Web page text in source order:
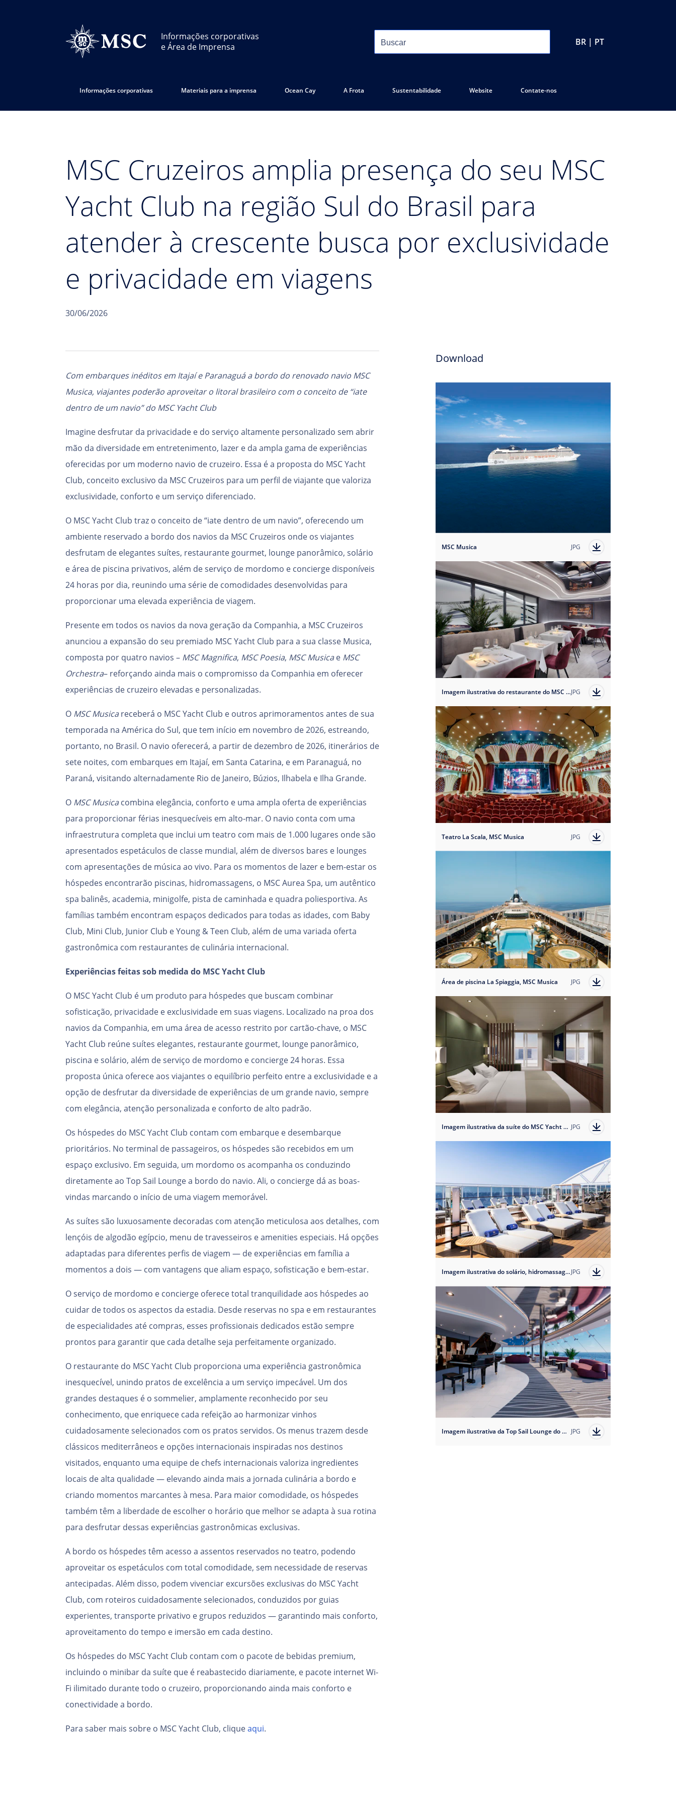
Informações corporativas
e Área de Imprensa
BR | PT
Informações corporativas Materiais para a imprensa Ocean Cay A Frota Sustentabilidade Website Contate-nos
MSC Cruzeiros amplia presença do seu MSC
Yacht Club na região Sul do Brasil para
atender à crescente busca por exclusividade
e privacidade em viagens
30/06/2026
Com embarques inéditos em Itajaí e Paranaguá a bordo do renovado navio MSC
Musica, viajantes poderão aproveitar o litoral brasileiro com o conceito de “iate
dentro de um navio” do MSC Yacht Club
Imagine desfrutar da privacidade e do serviço altamente personalizado sem abrir
mão da diversidade em entretenimento, lazer e da ampla gama de experiências
oferecidas por um moderno navio de cruzeiro. Essa é a proposta do MSC Yacht
Club, conceito exclusivo da MSC Cruzeiros para um perfil de viajante que valoriza
exclusividade, conforto e um serviço diferenciado.
O MSC Yacht Club traz o conceito de “iate dentro de um navio”, oferecendo um
ambiente reservado a bordo dos navios da MSC Cruzeiros onde os viajantes
desfrutam de elegantes suítes, restaurante gourmet, lounge panorâmico, solário
e área de piscina privativos, além de serviço de mordomo e concierge disponíveis
24 horas por dia, reunindo uma série de comodidades desenvolvidas para
proporcionar uma elevada experiência de viagem.
Presente em todos os navios da nova geração da Companhia, a MSC Cruzeiros
anunciou a expansão do seu premiado MSC Yacht Club para a sua classe Musica,
composta por quatro navios – MSC Magnifica, MSC Poesia, MSC Musicae MSC
Orchestra– reforçando ainda mais o compromisso da Companhia em oferecer
experiências de cruzeiro elevadas e personalizadas.
O MSC Musicareceberá o MSC Yacht Club e outros aprimoramentos antes de sua
temporada na América do Sul, que tem início em novembro de 2026, estreando,
portanto, no Brasil. O navio oferecerá, a partir de dezembro de 2026, itinerários de
sete noites, com embarques em Itajaí, em Santa Catarina, e em Paranaguá, no
Paraná, visitando alternadamente Rio de Janeiro, Búzios, Ilhabela e Ilha Grande.
O MSC Musicacombina elegância, conforto e uma ampla oferta de experiências
para proporcionar férias inesquecíveis em alto-mar. O navio conta com uma
infraestrutura completa que inclui um teatro com mais de 1.000 lugares onde são
apresentados espetáculos de classe mundial, além de diversos bares e lounges
com apresentações de música ao vivo. Para os momentos de lazer e bem-estar os
hóspedes encontrarão piscinas, hidromassagens, o MSC Aurea Spa, um autêntico
spa balinês, academia, minigolfe, pista de caminhada e quadra poliesportiva. As
famílias também encontram espaços dedicados para todas as idades, com Baby
Club, Mini Club, Junior Club e Young & Teen Club, além de uma variada oferta
gastronômica com restaurantes de culinária internacional.
Experiências feitas sob medida do MSC Yacht Club
O MSC Yacht Club é um produto para hóspedes que buscam combinar
sofisticação, privacidade e exclusividade em suas viagens. Localizado na proa dos
navios da Companhia, em uma área de acesso restrito por cartão-chave, o MSC
Yacht Club reúne suítes elegantes, restaurante gourmet, lounge panorâmico,
piscina e solário, além de serviço de mordomo e concierge 24 horas. Essa
proposta única oferece aos viajantes o equilíbrio perfeito entre a exclusividade e a
opção de desfrutar da diversidade de experiências de um grande navio, sempre
com elegância, atenção personalizada e conforto de alto padrão.
Os hóspedes do MSC Yacht Club contam com embarque e desembarque
prioritários. No terminal de passageiros, os hóspedes são recebidos em um
espaço exclusivo. Em seguida, um mordomo os acompanha os conduzindo
diretamente ao Top Sail Lounge a bordo do navio. Ali, o concierge dá as boas-
vindas marcando o início de uma viagem memorável.
As suítes são luxuosamente decoradas com atenção meticulosa aos detalhes, com
lençóis de algodão egípcio, menu de travesseiros e amenities especiais. Há opções
adaptadas para diferentes perfis de viagem — de experiências em família a
momentos a dois — com vantagens que aliam espaço, sofisticação e bem-estar.
O serviço de mordomo e concierge oferece total tranquilidade aos hóspedes ao
cuidar de todos os aspectos da estadia. Desde reservas no spa e em restaurantes
de especialidades até compras, esses profissionais dedicados estão sempre
prontos para garantir que cada detalhe seja perfeitamente organizado.
O restaurante do MSC Yacht Club proporciona uma experiência gastronômica
inesquecível, unindo pratos de excelência a um serviço impecável. Um dos
grandes destaques é o sommelier, amplamente reconhecido por seu
conhecimento, que enriquece cada refeição ao harmonizar vinhos
cuidadosamente selecionados com os pratos servidos. Os menus trazem desde
clássicos mediterrâneos e opções internacionais inspiradas nos destinos
visitados, enquanto uma equipe de chefs internacionais valoriza ingredientes
locais de alta qualidade — elevando ainda mais a jornada culinária a bordo e
criando momentos marcantes à mesa. Para maior comodidade, os hóspedes
também têm a liberdade de escolher o horário que melhor se adapta à sua rotina
para desfrutar dessas experiências gastronômicas exclusivas.
A bordo os hóspedes têm acesso a assentos reservados no teatro, podendo
aproveitar os espetáculos com total comodidade, sem necessidade de reservas
antecipadas. Além disso, podem vivenciar excursões exclusivas do MSC Yacht
Club, com roteiros cuidadosamente selecionados, conduzidos por guias
experientes, transporte privativo e grupos reduzidos — garantindo mais conforto,
aproveitamento do tempo e imersão em cada destino.
Os hóspedes do MSC Yacht Club contam com o pacote de bebidas premium,
incluindo o minibar da suíte que é reabastecido diariamente, e pacote internet Wi-
Fi ilimitado durante todo o cruzeiro, proporcionando ainda mais conforto e
conectividade a bordo.
Para saber mais sobre o MSC Yacht Club, cliqueaqui.
Download
MSC Musica JPG
Imagem ilustrativa do restaurante do MSC Yacht Club dos navios da classe MusicaJPG
Teatro La Scala, MSC Musica JPG
Área de piscina La Spiaggia, MSC Musica JPG
Imagem ilustrativa da suíte do MSC Yacht Club dos navios da classe Musica JPG
Imagem ilustrativa do solário, hidromassagem e área de buffet do MSC Yacht Club da classe MusicaJPG
Imagem ilustrativa da Top Sail Lounge do MSC Yacht Club dos navios da classe Musica JPG